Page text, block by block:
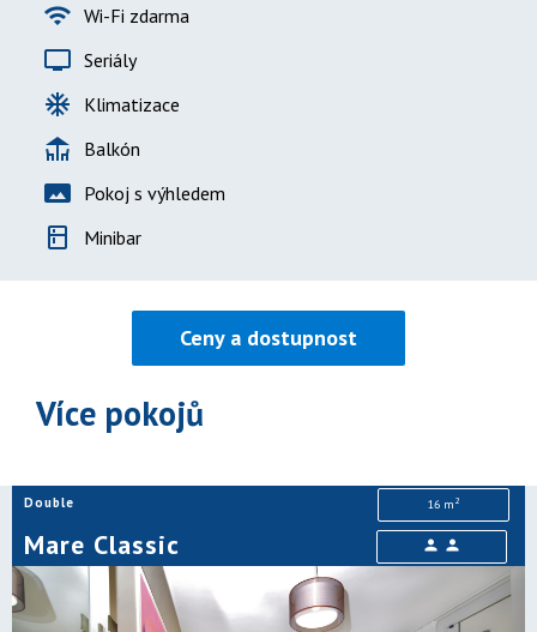
wifi Wi-Fi zdarma
tv Seriály
ac_unit Klimatizace
deck Balkón
panorama Pokoj s výhledem
kitchen Minibar
Ceny a dostupnost
Více pokojů
Double
Mare Classic
16 m 2
person person